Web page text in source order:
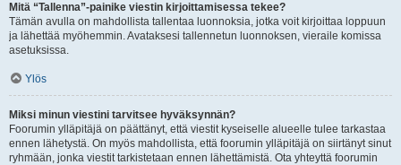
Mitä “Tallenna”-painike viestin kirjoittamisessa tekee?
Tämän avulla on mahdollista tallentaa luonnoksia, jotka voit kirjoittaa loppuun
ja lähettää myöhemmin. Avataksesi tallennetun luonnoksen, vieraile komissa
asetuksissa.
Ylös
Miksi minun viestini tarvitsee hyväksynnän?
Foorumin ylläpitäjä on päättänyt, että viestit kyseiselle alueelle tulee tarkastaa
ennen lähetystä. On myös mahdollista, että foorumin ylläpitäjä on siirtänyt sinut
ryhmään, jonka viestit tarkistetaan ennen lähettämistä. Ota yhteyttä foorumin